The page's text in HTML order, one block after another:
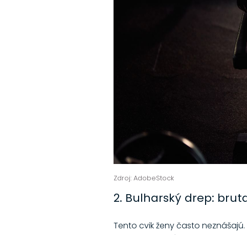
Zdroj: AdobeStock
2. Bulharský drep:
Tento cvik ženy často